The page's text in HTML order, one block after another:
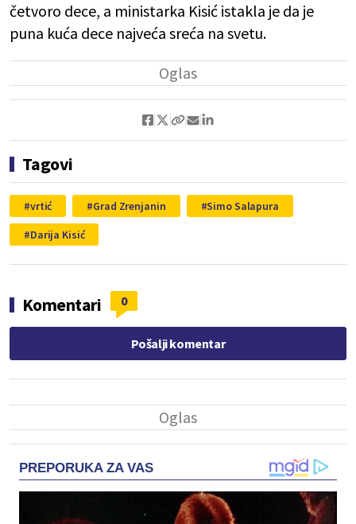
četvoro dece, a ministarka Kisić istakla je da je
puna kuća dece najveća sreća na svetu.
Tagovi
vrtić Grad Zrenjanin
Simo Salapura
Darija Kisić
Komentari 0
Pošalji komentar
PREPORUKA ZA VAS